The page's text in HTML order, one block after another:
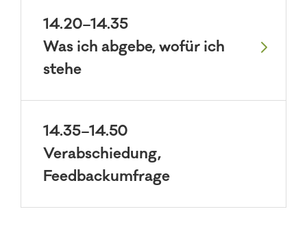
14.20–14.35
Was ich abgebe, wofür ich
stehe
14.35–14.50
Verabschiedung,
Feedbackumfrage